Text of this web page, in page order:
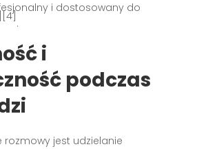
i dostosowany do
.
i
podczas
rozmowy jest udzielanie